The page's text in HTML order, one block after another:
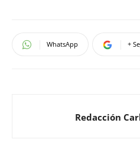
WhatsApp +
Redacción